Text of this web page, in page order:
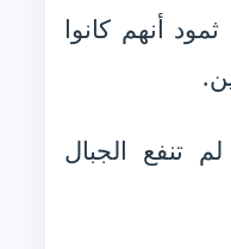
أنهم كانوا
تنفع الجبال